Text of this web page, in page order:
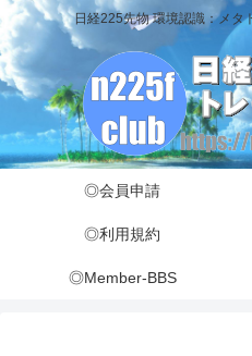
日経225先物 環境認識：メタ
◎会員申請
◎利用規約
◎Member-BBS